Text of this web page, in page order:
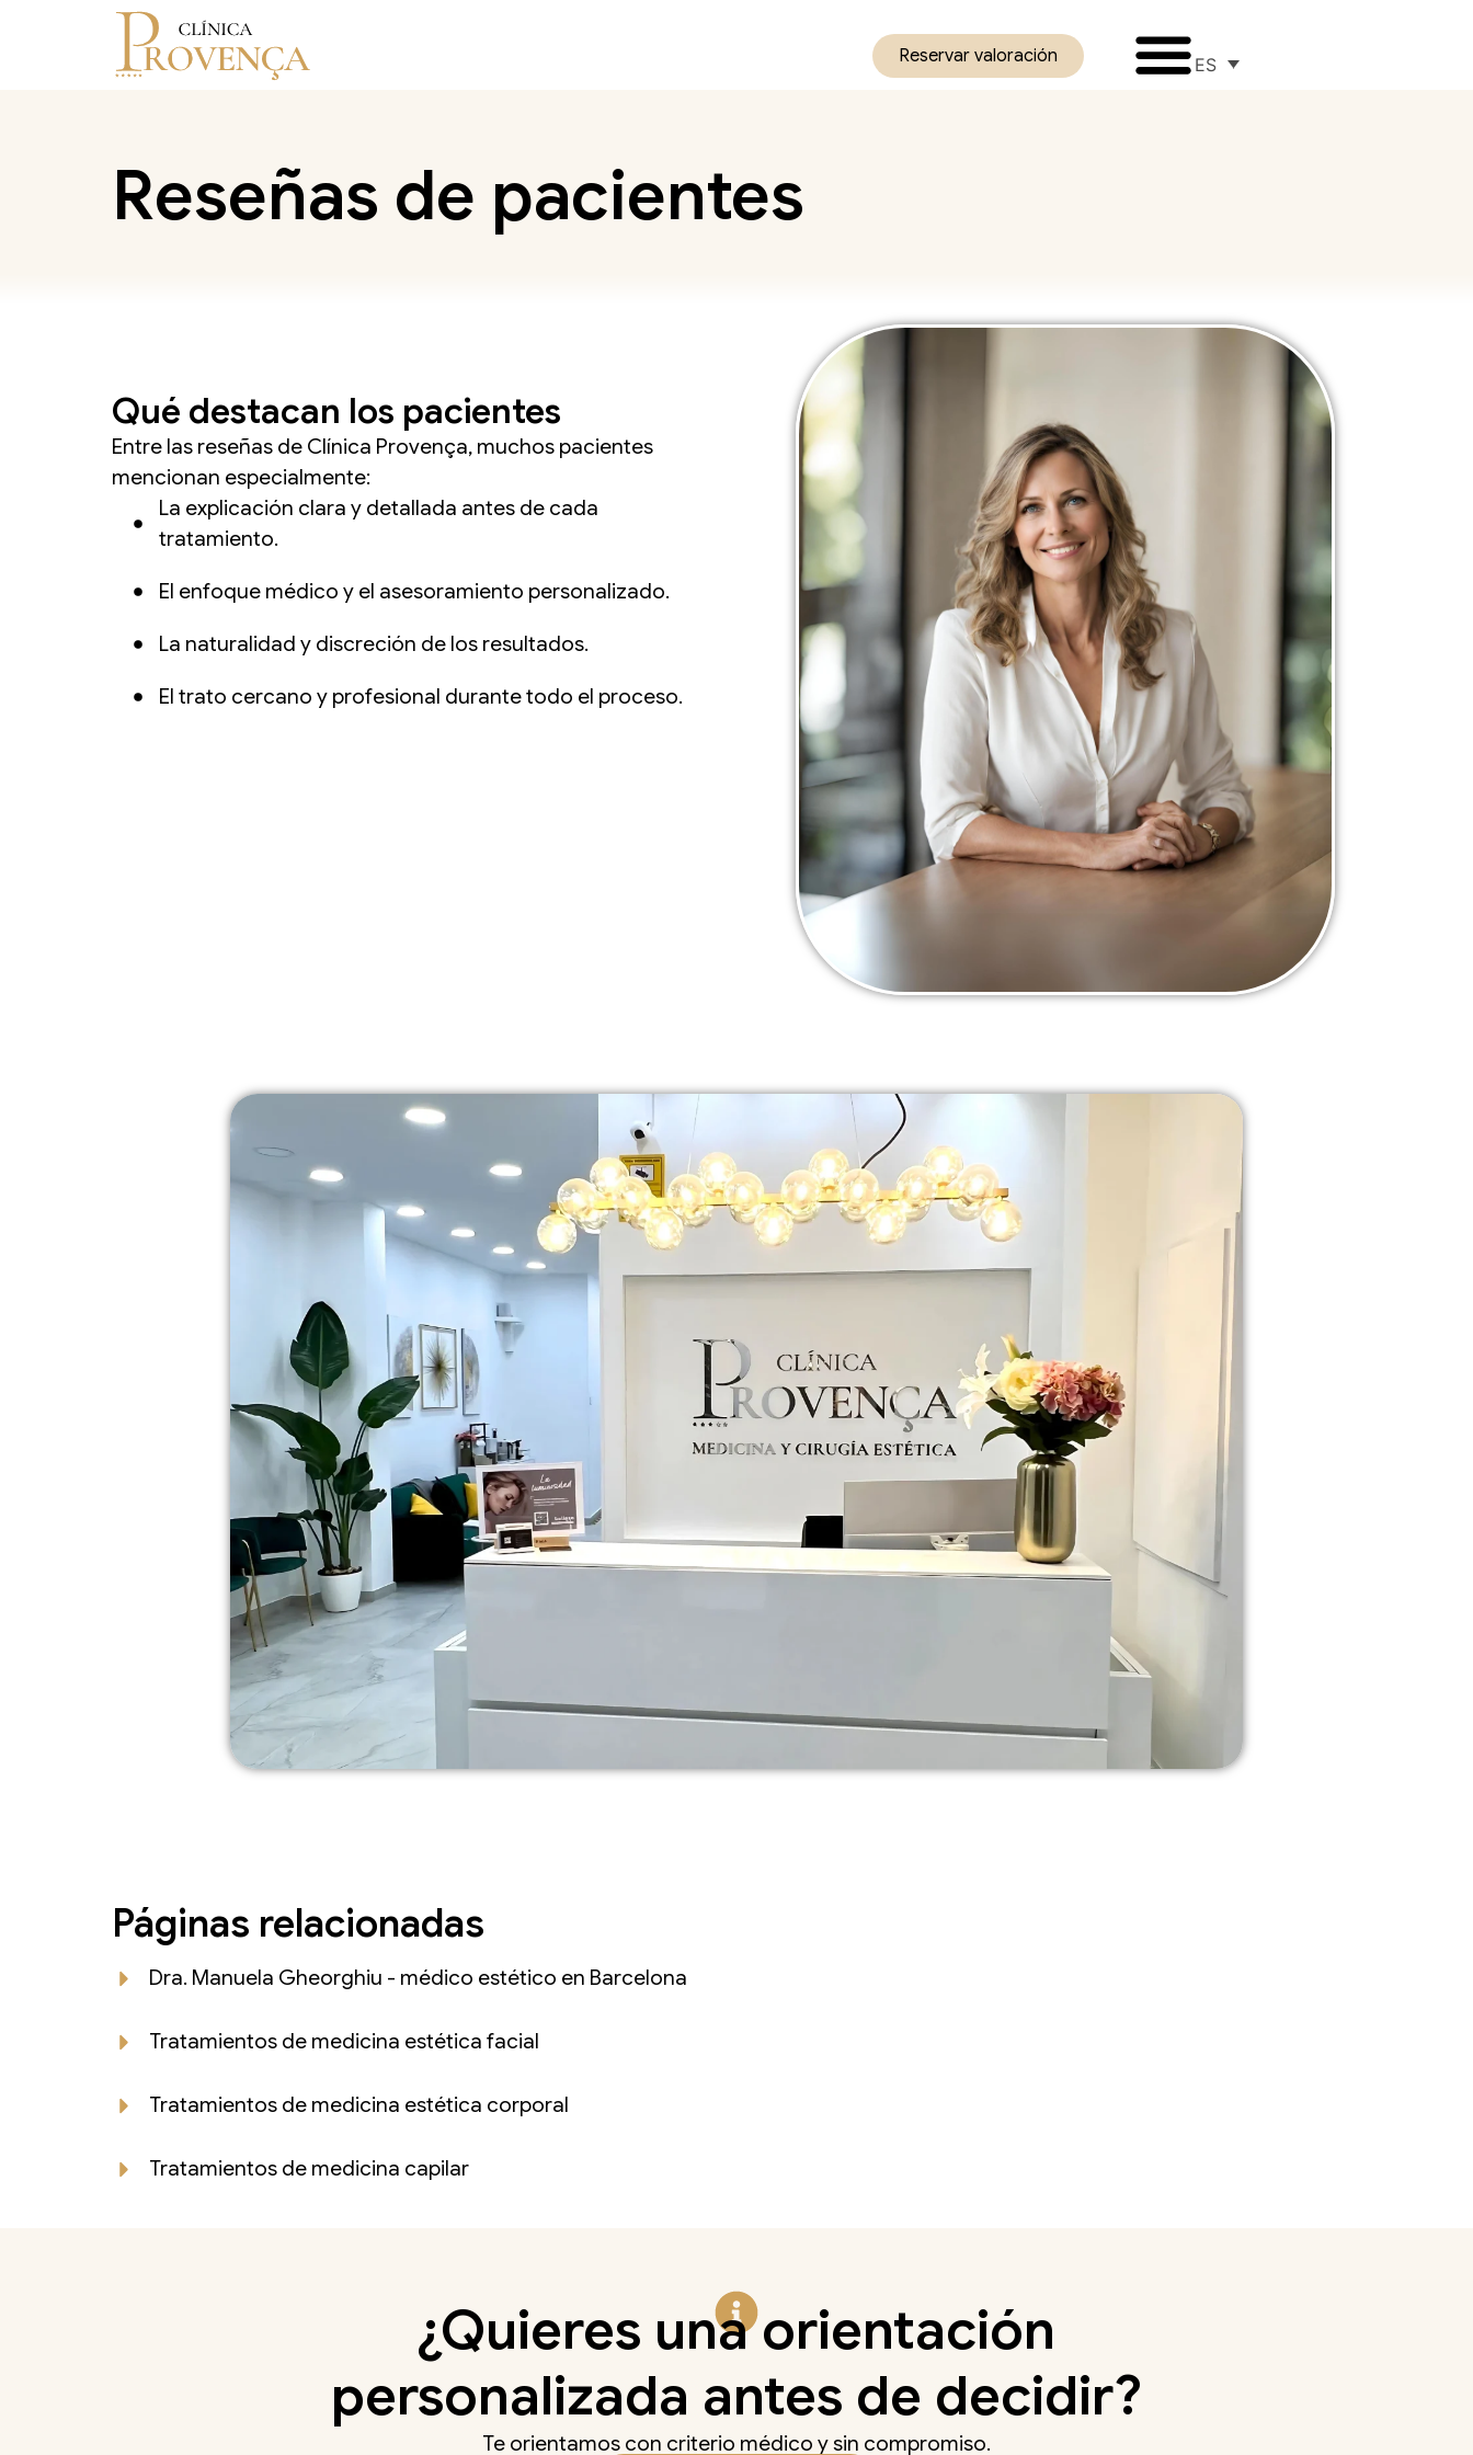
Reservar valoración ES
Reseñas de pacientes
Qué destacan los pacientes
Entre las reseñas de Clínica Provença, muchos pacientes
mencionan especialmente:
La explicación clara y detallada antes de cada
tratamiento.
El enfoque médico y el asesoramiento personalizado.
La naturalidad y discreción de los resultados.
El trato cercano y profesional durante todo el proceso.
Páginas relacionadas
Dra. Manuela Gheorghiu - médico estético en Barcelona
Tratamientos de medicina estética facial
Tratamientos de medicina estética corporal
Tratamientos de medicina capilar
¿Quieres una orientación
personalizada antes de decidir?
Te orientamos con criterio médico y sin compromiso.